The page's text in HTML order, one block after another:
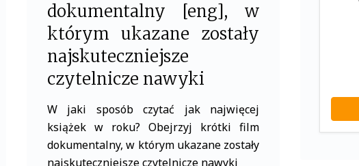
dokumentalny [eng], w
którym ukazane zostały
najskuteczniejsze
czytelnicze nawyki
W jaki sposób czytać jak najwięcej
książek w roku? Obejrzyj krótki film
dokumentalny, w którym ukazane zostały
najskuteczniejsze czytelnicze nawyki